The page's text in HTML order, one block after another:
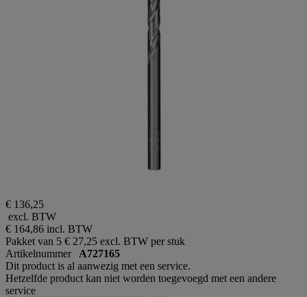
€ 136,25
excl. BTW
€ 164,86 incl. BTW
Pakket van 5 € 27,25 excl. BTW per stuk
Artikelnummer A727165
Dit product is al aanwezig met een service.
Hetzelfde product kan niet worden toegevoegd met een andere
service